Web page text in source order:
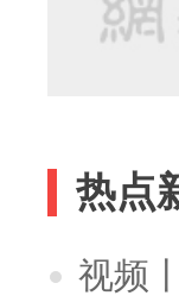
热点
视频